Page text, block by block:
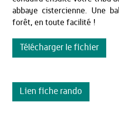
abbaye cistercienne. Une
forêt, en toute facilité !
Télécharger le fichier
Lien fiche rando